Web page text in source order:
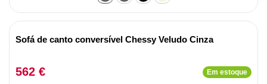
Sofá de canto conversível Chessy Veludo Cinza
562 € Em estoque